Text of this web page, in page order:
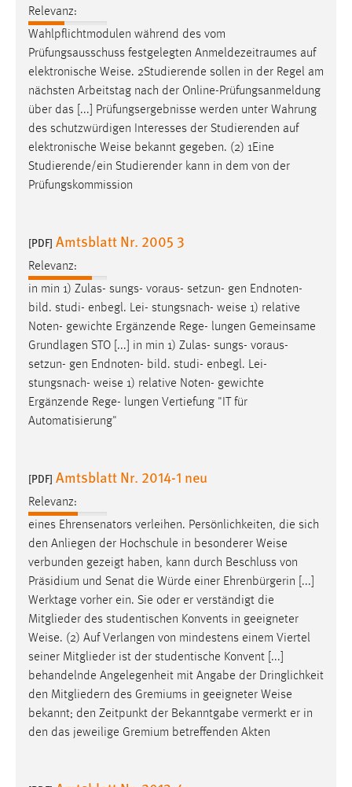
Relevanz:
Wahlpflichtmodulen während des vom
Prüfungsausschuss festgelegten Anmeldezeitraumes auf
elektronische Weise. 2Studierende sollen in der Regel am
nächsten Arbeitstag nach der Online-Prüfungsanmeldung
über das [...] Prüfungsergebnisse werden unter Wahrung
des schutzwürdigen Interesses der Studierenden auf
elektronische Weise bekannt gegeben. (2) 1Eine
Studierende/ein Studierender kann in dem von der
Prüfungskommission
[PDF] Amtsblatt Nr. 2005 3
Relevanz:
in min 1) Zulas- sungs- voraus- setzun- gen Endnoten-
bild. studi- enbegl. Lei- stungsnach- weise 1) relative
Noten- gewichte Ergänzende Rege- lungen Gemeinsame
Grundlagen STO [...] in min 1) Zulas- sungs- voraus-
setzun- gen Endnoten- bild. studi- enbegl. Lei-
stungsnach- weise 1) relative Noten- gewichte
Ergänzende Rege- lungen Vertiefung "IT für
Automatisierung"
[PDF] Amtsblatt Nr. 2014-1 neu
Relevanz:
eines Ehrensenators verleihen. Persönlichkeiten, die sich
den Anliegen der Hochschule in besonderer Weise
verbunden gezeigt haben, kann durch Beschluss von
Präsidium und Senat die Würde einer Ehrenbürgerin [...]
Werktage vorher ein. Sie oder er verständigt die
Mitglieder des studentischen Konvents in geeigneter
Weise. (2) Auf Verlangen von mindestens einem Viertel
seiner Mitglieder ist der studentische Konvent [...]
behandelnde Angelegenheit mit Angabe der Dringlichkeit
den Mitgliedern des Gremiums in geeigneter Weise
bekannt; den Zeitpunkt der Bekanntgabe vermerkt er in
den das jeweilige Gremium betreffenden Akten